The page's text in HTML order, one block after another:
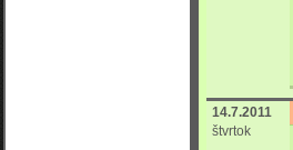
14.7.2011
štvrtok